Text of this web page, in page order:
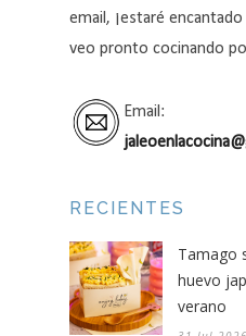
email, ¡estaré encantado
veo pronto cocinando
Email:
RECIENTES
Tamago
huevo
verano